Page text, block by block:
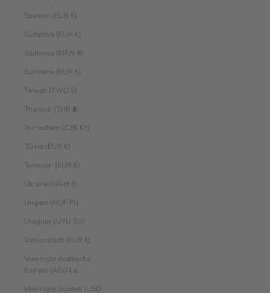
Spanien (EUR €)
Südafrika (EUR €)
Südkorea (KRW ₩)
Suriname (EUR €)
Taiwan (TWD $)
Thailand (THB ฿)
Tschechien (CZK Kč)
Türkei (EUR €)
Tunesien (EUR €)
Ukraine (UAH ₴)
Ungarn (HUF Ft)
Uruguay (UYU $U)
Vatikanstadt (EUR €)
Vereinigte Arabische
Emirate (AED د.إ)
Vereinigte Staaten (USD